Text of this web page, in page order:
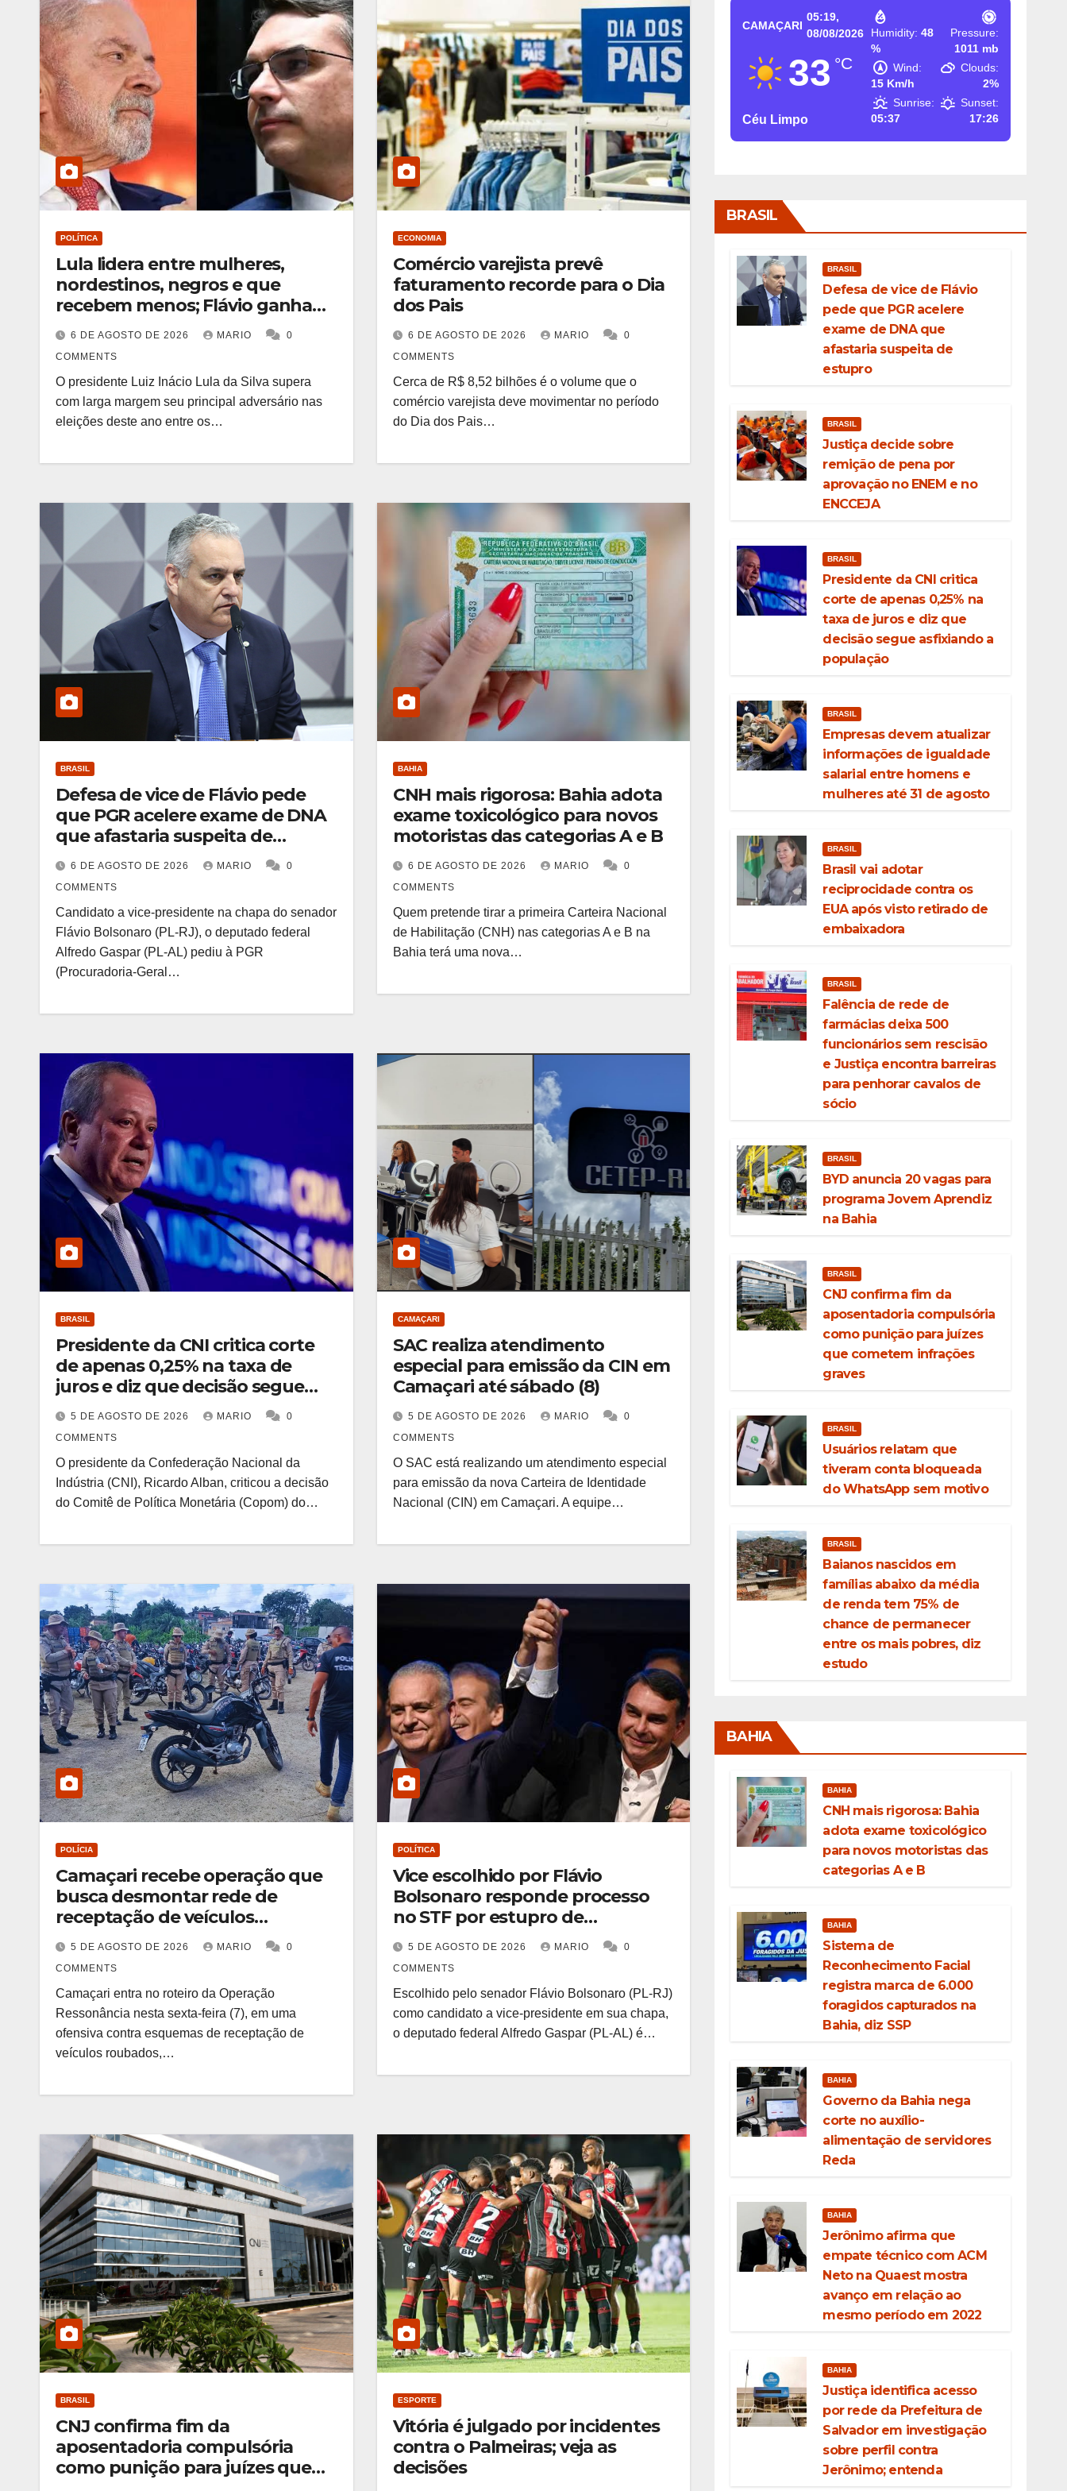
POLÍTICA
Lula lidera entre mulheres,
nordestinos, negros e que
recebem menos; Flávio ganha
entre homens, brancos e com
maior renda
6 DE AGOSTO DE 2026 MARIO
0
COMMENTS
O presidente Luiz Inácio Lula da Silva supera
com larga margem seu principal adversário nas
eleições deste ano entre os…
ECONOMIA
Comércio varejista prevê
faturamento recorde para o Dia
dos Pais
6 DE AGOSTO DE 2026 MARIO
0
COMMENTS
Cerca de R$ 8,52 bilhões é o volume que o
comércio varejista deve movimentar no período
do Dia dos Pais…
BRASIL
Defesa de vice de Flávio pede
que PGR acelere exame de DNA
que afastaria suspeita de
estupro
6 DE AGOSTO DE 2026 MARIO
0
COMMENTS
Candidato a vice-presidente na chapa do senador
Flávio Bolsonaro (PL-RJ), o deputado federal
Alfredo Gaspar (PL-AL) pediu à PGR
(Procuradoria-Geral…
BAHIA
CNH mais rigorosa: Bahia adota
exame toxicológico para novos
motoristas das categorias A e B
6 DE AGOSTO DE 2026 MARIO
0
COMMENTS
Quem pretende tirar a primeira Carteira Nacional
de Habilitação (CNH) nas categorias A e B na
Bahia terá uma nova…
BRASIL
Presidente da CNI critica corte
de apenas 0,25% na taxa de
juros e diz que decisão segue
asfixiando a população
5 DE AGOSTO DE 2026 MARIO
0
COMMENTS
O presidente da Confederação Nacional da
Indústria (CNI), Ricardo Alban, criticou a decisão
do Comitê de Política Monetária (Copom) do…
CAMAÇARI
SAC realiza atendimento
especial para emissão da CIN em
Camaçari até sábado (8)
5 DE AGOSTO DE 2026 MARIO
0
COMMENTS
O SAC está realizando um atendimento especial
para emissão da nova Carteira de Identidade
Nacional (CIN) em Camaçari. A equipe…
POLÍCIA
Camaçari recebe operação que
busca desmontar rede de
receptação de veículos
roubados e clonados
5 DE AGOSTO DE 2026 MARIO
0
COMMENTS
Camaçari entra no roteiro da Operação
Ressonância nesta sexta-feira (7), em uma
ofensiva contra esquemas de receptação de
veículos roubados,…
POLÍTICA
Vice escolhido por Flávio
Bolsonaro responde processo
no STF por estupro de
vulnerável; Gaspar diz ser
inocente
5 DE AGOSTO DE 2026 MARIO
0
COMMENTS
Escolhido pelo senador Flávio Bolsonaro (PL-RJ)
como candidato a vice-presidente em sua chapa,
o deputado federal Alfredo Gaspar (PL-AL) é…
BRASIL
CNJ confirma fim da
aposentadoria compulsória
como punição para juízes que
ESPORTE
Vitória é julgado por incidentes
contra o Palmeiras; veja as
decisões
CAMAÇARI
05:19,
08/08/2026
33 °C
Céu Limpo
Humidity: 48
%
Pressure:
1011 mb
Wind:
15 Km/h
Clouds:
2%
Sunrise:
05:37
Sunset:
17:26
BRASIL
BRASIL
Defesa de vice de Flávio
pede que PGR acelere
exame de DNA que
afastaria suspeita de
estupro
BRASIL
Justiça decide sobre
remição de pena por
aprovação no ENEM e no
ENCCEJA
BRASIL
Presidente da CNI critica
corte de apenas 0,25% na
taxa de juros e diz que
decisão segue asfixiando a
população
BRASIL
Empresas devem atualizar
informações de igualdade
salarial entre homens e
mulheres até 31 de agosto
BRASIL
Brasil vai adotar
reciprocidade contra os
EUA após visto retirado de
embaixadora
BRASIL
Falência de rede de
farmácias deixa 500
funcionários sem rescisão
e Justiça encontra barreiras
para penhorar cavalos de
sócio
BRASIL
BYD anuncia 20 vagas para
programa Jovem Aprendiz
na Bahia
BRASIL
CNJ confirma fim da
aposentadoria compulsória
como punição para juízes
que cometem infrações
graves
BRASIL
Usuários relatam que
tiveram conta bloqueada
do WhatsApp sem motivo
BRASIL
Baianos nascidos em
famílias abaixo da média
de renda tem 75% de
chance de permanecer
entre os mais pobres, diz
estudo
BAHIA
BAHIA
CNH mais rigorosa: Bahia
adota exame toxicológico
para novos motoristas das
categorias A e B
BAHIA
Sistema de
Reconhecimento Facial
registra marca de 6.000
foragidos capturados na
Bahia, diz SSP
BAHIA
Governo da Bahia nega
corte no auxílio-
alimentação de servidores
Reda
BAHIA
Jerônimo afirma que
empate técnico com ACM
Neto na Quaest mostra
avanço em relação ao
mesmo período em 2022
BAHIA
Justiça identifica acesso
por rede da Prefeitura de
Salvador em investigação
sobre perfil contra
Jerônimo; entenda